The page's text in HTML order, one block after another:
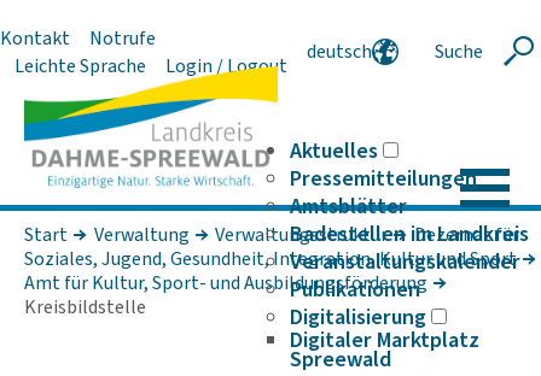
Kontakt
Notrufe
Leichte Sprache
Login / Logout
deutsch
Suche
Aktuelles
Pressemitteilungen
Amtsblätter
Badestellen im Landkreis
Veranstaltungskalender
Publikationen
Digitalisierung
Digitaler Marktplatz
Spreewald
Start Verwaltung Verwaltungsstruktur
Dezernat für
Soziales, Jugend, Gesundheit, Integration, Kultur und Sport
Amt für Kultur, Sport- und Ausbildungsförderung
Kreisbildstelle